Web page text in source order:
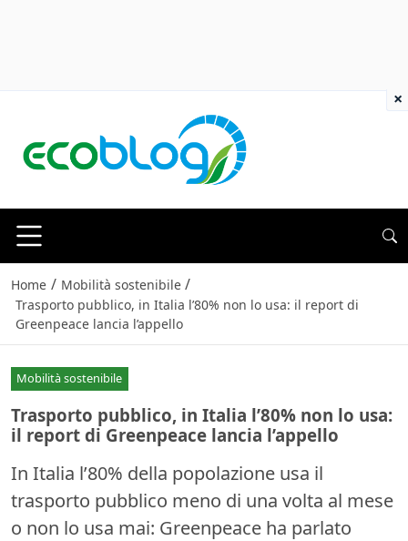
Home / Mobilità sostenibile /
Trasporto pubblico, in Italia l’80% non lo usa: il report di
Greenpeace lancia l’appello
Mobilità sostenibile
Trasporto pubblico, in Italia l’80% non lo usa:
il report di Greenpeace lancia l’appello
In Italia l’80% della popolazione usa il
trasporto pubblico meno di una volta al mese
o non lo usa mai: Greenpeace ha parlato
×